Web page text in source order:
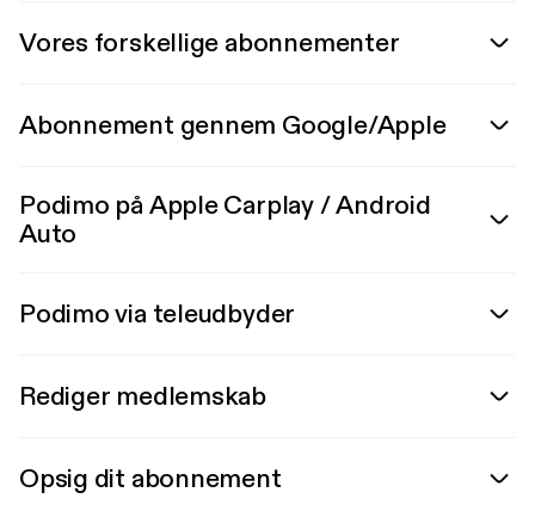
Vores forskellige abonnementer
Abonnement gennem Google/Apple
Podimo på Apple Carplay / Android
Auto
Podimo via teleudbyder
Rediger medlemskab
Opsig dit abonnement